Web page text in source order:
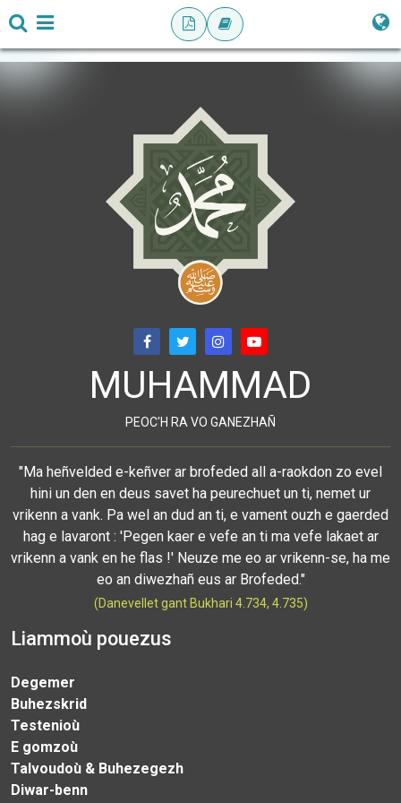
MUHAMMAD
PEOC'H RA VO GANEZHAÑ
"Ma heñvelded e-keñver ar brofeded all a-raokdon zo evel
hini un den en deus savet ha peurechuet un ti, nemet ur
vrikenn a vank. Pa wel an dud an ti, e vament ouzh e gaerded
hag e lavaront : 'Pegen kaer e vefe an ti ma vefe lakaet ar
vrikenn a vank en he flas !' Neuze me eo ar vrikenn-se, ha me
eo an diwezhañ eus ar Brofeded."
(Danevellet gant Bukhari 4.734, 4.735)
Liammoù pouezus
Degemer
Buhezskrid
Testenioù
E gomzoù
Talvoudoù & Buhezegezh
Diwar-benn